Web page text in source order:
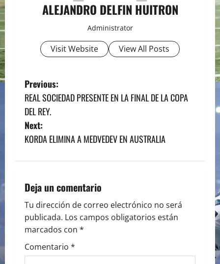
ALEJANDRO DELFIN HUITRON
Administrator
Visit Website View All Posts
P
o
s
t
a
v
i
g
Previous:
REAL SOCIEDAD PRESENTE EN LA FINAL DE LA COPA
DEL REY.
Next:
KORDA ELIMINA A MEDVEDEV EN AUSTRALIA
Deja un comentario
Tu dirección de correo electrónico no será
publicada. Los campos obligatorios están
marcados con *
Comentario *